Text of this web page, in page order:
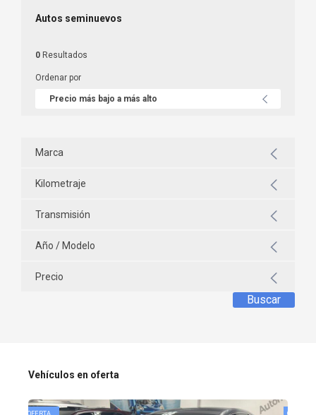
Autos seminuevos
0 Resultados
Ordenar por
Precio más bajo a más alto
Marca
Kilometraje
Transmisión
Año / Modelo
Precio
Buscar
Vehículos en oferta